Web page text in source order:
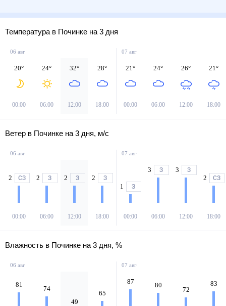
Температура в Починке на 3 дня
06 авг
20°
00:00
24°
06:00
32°
12:00
28°
18:00
07 авг
21°
00:00
24°
06:00
26°
12:00
21°
18:00
Ветер в Починке на 3 дня, м/с
06 авг
2 СЗ
00:00
2 З
06:00
2 З
12:00
2 З
18:00
07 авг
1 З
00:00
3 З
06:00
3 З
12:00
2 СЗ
18:00
Влажность в Починке на 3 дня, %
06 авг
81
74
49
65
07 авг
87 80
72
83